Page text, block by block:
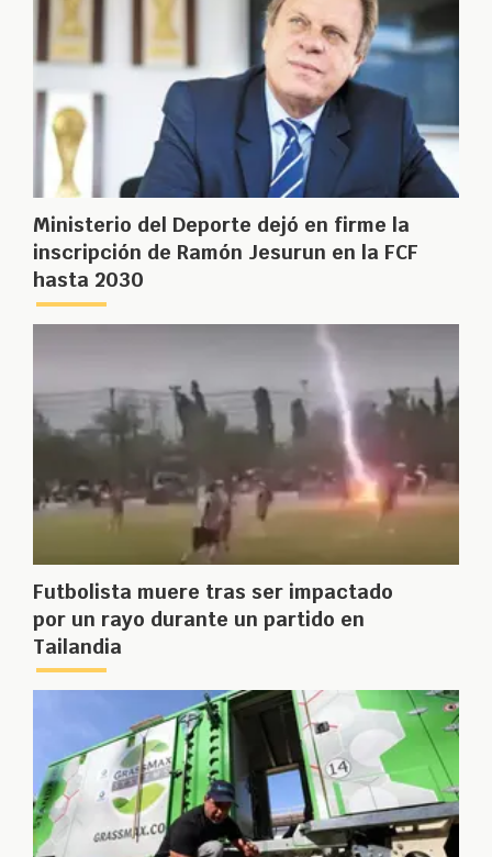
Ministerio del Deporte dejó en firme la
inscripción de Ramón Jesurun en la FCF
hasta 2030
Futbolista muere tras ser impactado
por un rayo durante un partido en
Tailandia